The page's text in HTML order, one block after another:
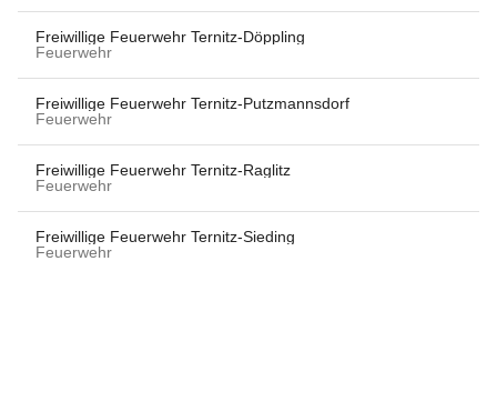
Freiwillige Feuerwehr Ternitz-Döppling
Feuerwehr
Freiwillige Feuerwehr Ternitz-Putzmannsdorf
Feuerwehr
Freiwillige Feuerwehr Ternitz-Raglitz
Feuerwehr
Freiwillige Feuerwehr Ternitz-Sieding
Feuerwehr